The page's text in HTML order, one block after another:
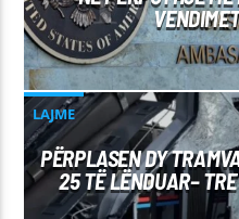
LAJME
PËRPLASEN DY
25 TË LËNDUAR–